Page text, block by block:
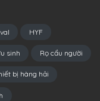
HYF
sinh Rọ cẩu người
bị hàng hải